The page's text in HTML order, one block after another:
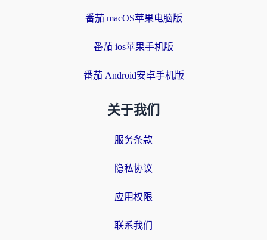
番茄 macOS苹果电脑版
番茄 ios苹果手机版
番茄 Android安卓手机版
关于我们
服务条款
隐私协议
应用权限
联系我们